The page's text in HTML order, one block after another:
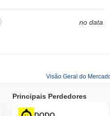
no data
Visão Geral do
Principais Perdedores